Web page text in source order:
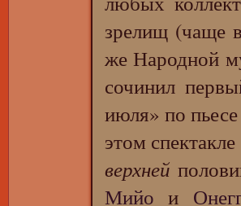
зрелищ (чаще
же Народной
сочинил
июля» по
этом
верхней
Мийо и